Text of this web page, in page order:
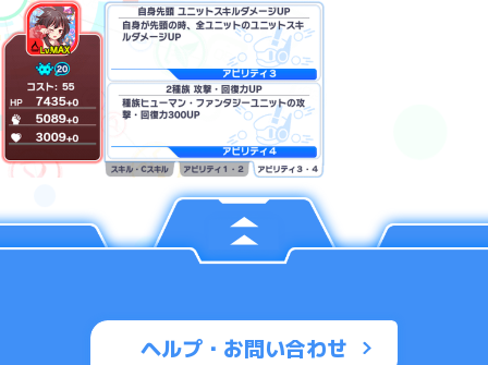
ヘルプ・お問い合わせ